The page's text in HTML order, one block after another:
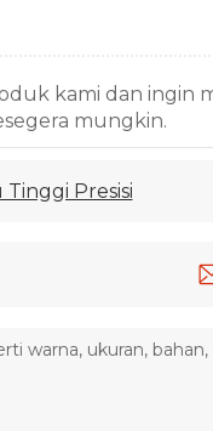
kami dan ingin
mungkin.
Presisi